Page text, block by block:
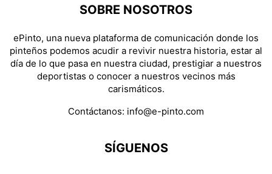
SOBRE NOSOTROS
ePinto, una nueva plataforma de comunicación donde los
pinteños podemos acudir a revivir nuestra historia, estar al
día de lo que pasa en nuestra ciudad, prestigiar a nuestros
deportistas o conocer a nuestros vecinos más
carismáticos.
Contáctanos: info@e-pinto.com
SÍGUENOS